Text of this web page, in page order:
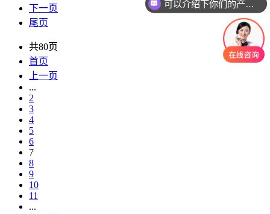
下一页
尾页
共80页
首页
上一页
...
2
3
4
5
6
7
8
9
10
11
...